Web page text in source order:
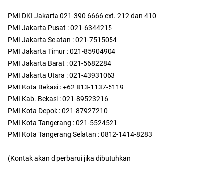
PMI DKI Jakarta 021-390 6666 ext. 212 dan 410
PMI Jakarta Pusat : 021-6344215
PMI Jakarta Selatan : 021-7515054
PMI Jakarta Timur : 021-85904904
PMI Jakarta Barat : 021-5682284
PMI Jakarta Utara : 021-43931063
PMI Kota Bekasi : +62 813-1137-5119
PMI Kab. Bekasi : 021-89523216
PMI Kota Depok : 021-87927210
PMI Kota Tangerang : 021-5524521
PMI Kota Tangerang Selatan : 0812-1414-8283
(Kontak akan diperbarui jika dibutuhkan